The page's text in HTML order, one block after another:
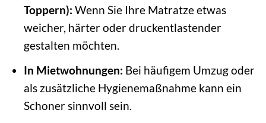
Toppern): Wenn Sie Ihre Matratze etwas
weicher, härter oder druckentlastender
gestalten möchten.
In Mietwohnungen: Bei häufigem Umzug oder
als zusätzliche Hygienemaßnahme kann ein
Schoner sinnvoll sein.